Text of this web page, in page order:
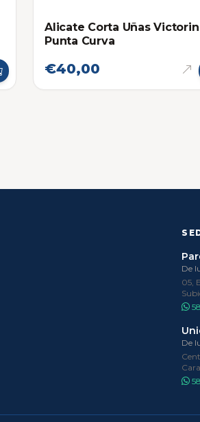
Alicate Corta Uñas
Punta Curva
€40,00
De
05,
De